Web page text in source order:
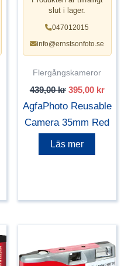
slut i lager.
047012015
info@ernstsonfoto.se
Flergångskameror
439,00kr Det
priset
var:
439,00 kr.
395,00 krDet
priset
är:
AgfaPhoto Reusable
Camera 35mm Red
Läs mer